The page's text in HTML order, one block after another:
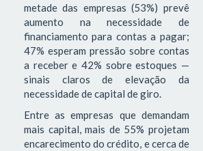
metade das empresas (53%) prevê
aumento na necessidade de
financiamento para contas a pagar;
47% esperam pressão sobre contas
a receber e 42% sobre estoques —
sinais claros de elevação da
necessidade de capital de giro.
Entre as empresas que demandam
mais capital, mais de 55% projetam
encarecimento do crédito, e cerca de